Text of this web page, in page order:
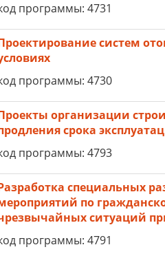
программы: 4731
систем
программы: 4730
организации
срока
программы: 4793
специальных
по
ситуаций
программы: 4791